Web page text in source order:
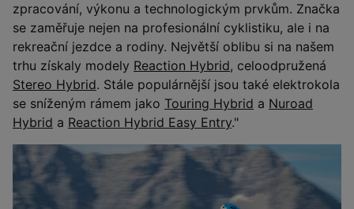
zpracování, výkonu a technologickým prvkům. Značka
se zaměřuje nejen na profesionální cyklistiku, ale i na
rekreační jezdce a rodiny. Největší oblibu si na našem
trhu získaly modely Reaction Hybrid, celoodpružená
Stereo Hybrid. Stále populárnější jsou také elektrokola
se sníženým rámem jako Touring Hybrid a Nuroad
Hybrid a Reaction Hybrid Easy Entry."